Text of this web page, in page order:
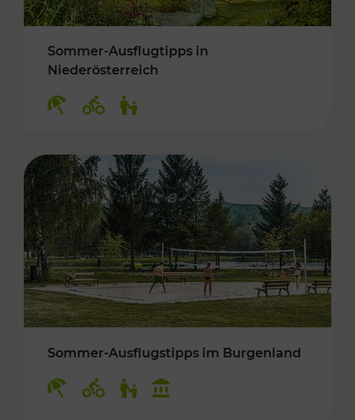
Sommer-Ausflugtipps in
Niederösterreich
Sommer-Ausflugstipps im Burgenland